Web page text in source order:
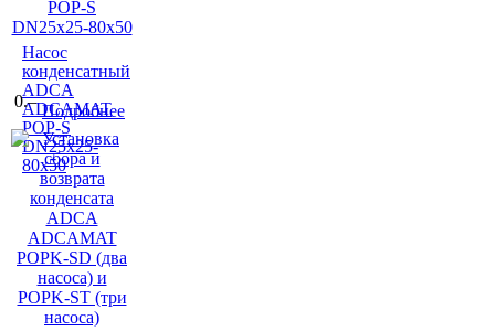
Насос
конденсатный
ADCA
ADCAMAT
POP-S
DN25x25-
80x50
0.–
Подробнее